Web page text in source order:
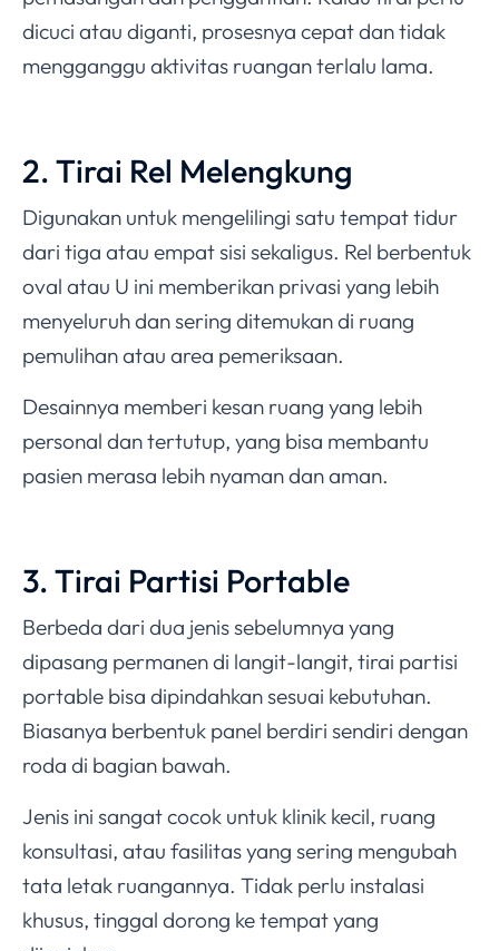
dicuci atau diganti, prosesnya cepat dan tidak
mengganggu aktivitas ruangan terlalu lama.
2. Tirai Rel Melengkung
Digunakan untuk mengelilingi satu tempat tidur
dari tiga atau empat sisi sekaligus. Rel berbentuk
oval atau U ini memberikan privasi yang lebih
menyeluruh dan sering ditemukan di ruang
pemulihan atau area pemeriksaan.
Desainnya memberi kesan ruang yang lebih
personal dan tertutup, yang bisa membantu
pasien merasa lebih nyaman dan aman.
3. Tirai Partisi Portable
Berbeda dari dua jenis sebelumnya yang
dipasang permanen di langit-langit, tirai partisi
portable bisa dipindahkan sesuai kebutuhan.
Biasanya berbentuk panel berdiri sendiri dengan
roda di bagian bawah.
Jenis ini sangat cocok untuk klinik kecil, ruang
konsultasi, atau fasilitas yang sering mengubah
tata letak ruangannya. Tidak perlu instalasi
khusus, tinggal dorong ke tempat yang